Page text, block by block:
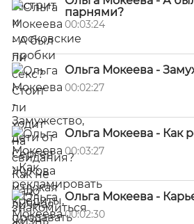
парнями?
00:03:24
Ольга Мокеева -
00:02:27
Ольга Мокеева - Как
00:03:27
Ольга Мокеева -
00:02:30